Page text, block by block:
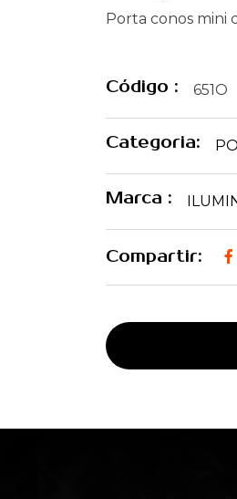
Porta conos mini
Código : 651O
Categoria:
Marca :
Compartir: